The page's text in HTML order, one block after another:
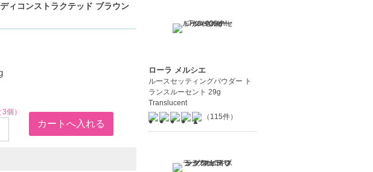
ィコンストラクテッド ブラウン
個）
ローラ メルシエ
ルースセッティングパウダー ト
ランスルーセント 29g
Translucent
（115件）